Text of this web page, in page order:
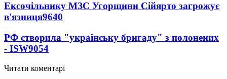
Ексочільнику МЗС Угорщини Сійярто загрожує
в'язниця9640
РФ створила "українську бригаду" з полонених
- ISW9054
Читати коментарі